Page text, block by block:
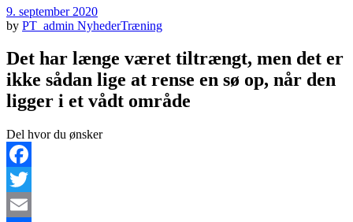
9. september 2020
by PT_admin NyhederTræning
Det har længe været tiltrængt, men det er
ikke sådan lige at rense en sø op, når den
ligger i et vådt område
Del hvor du ønsker
Facebook
Twitter